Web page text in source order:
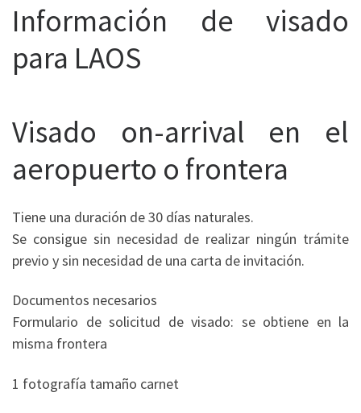
Información de visado
para LAOS
Visado on-arrival en el
aeropuerto o frontera
Tiene una duración de 30 días naturales.
Se consigue sin necesidad de realizar ningún trámite
previo y sin necesidad de una carta de invitación.
Documentos necesarios
Formulario de solicitud de visado: se obtiene en la
misma frontera
1 fotografía tamaño carnet